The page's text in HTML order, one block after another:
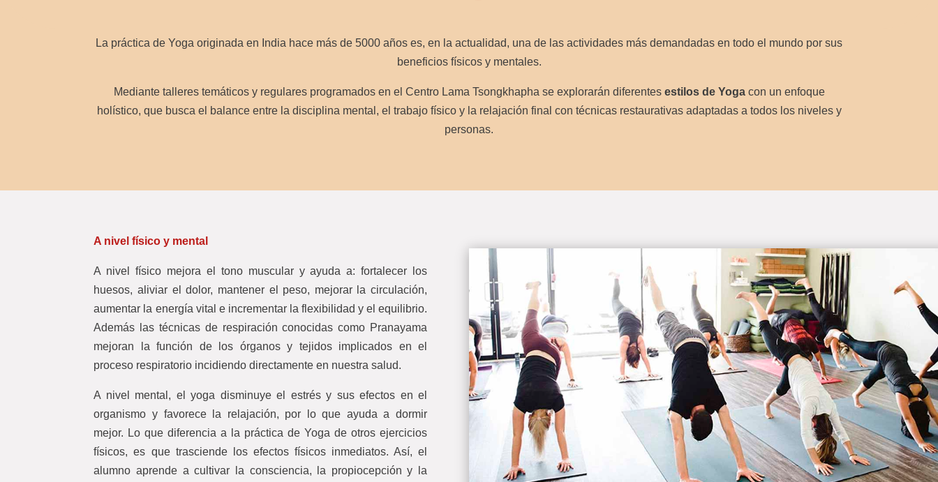
La práctica de Yoga originada en India hace más de 5000 años es, en la actualidad, una de las actividades más demandadas en todo el mundo por sus
beneficios físicos y mentales.
Mediante talleres temáticos y regulares programados en el Centro Lama Tsongkhapha se explorarán diferentes estilos de Yogacon un enfoque
holístico, que busca el balance entre la disciplina mental, el trabajo físico y la relajación final con técnicas restaurativas adaptadas a todos los niveles y
personas.
A nivel físico y mental
A nivel físico mejora el tono muscular y ayuda a: fortalecer los
huesos, aliviar el dolor, mantener el peso, mejorar la circulación,
aumentar la energía vital e incrementar la flexibilidad y el equilibrio.
Además las técnicas de respiración conocidas como Pranayama
mejoran la función de los órganos y tejidos implicados en el
proceso respiratorio incidiendo directamente en nuestra salud.
A nivel mental, el yoga disminuye el estrés y sus efectos en el
organismo y favorece la relajación, por lo que ayuda a dormir
mejor. Lo que diferencia a la práctica de Yoga de otros ejercicios
físicos, es que trasciende los efectos físicos inmediatos. Así, el
alumno aprende a cultivar la consciencia, la propiocepción y la